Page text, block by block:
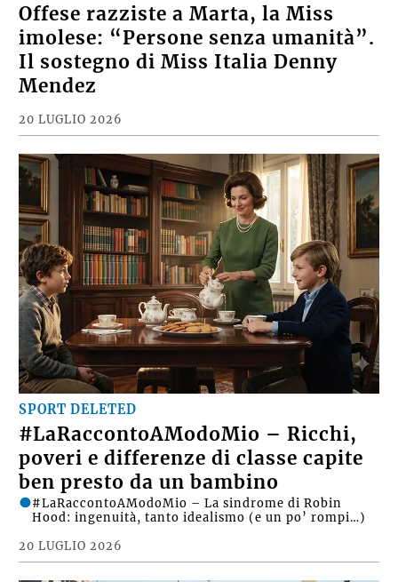
Offese razziste a Marta, la Miss
imolese: “Persone senza umanità”.
Il sostegno di Miss Italia Denny
Mendez
20 LUGLIO 2026
SPORT DELETED
#LaRaccontoAModoMio – Ricchi,
poveri e differenze di classe capite
ben presto da un bambino
20 LUGLIO 2026
#LaRaccontoAModoMio – La sindrome di Robin
Hood: ingenuità, tanto idealismo (e un po’ rompi…)